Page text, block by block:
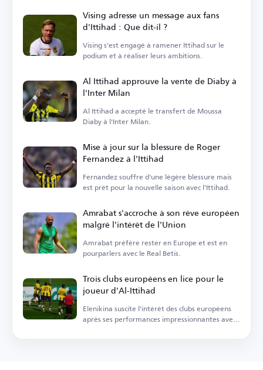
Vising adresse un message aux fans
d'Ittihad : Que dit-il ?
Vising s'est engagé à ramener Ittihad sur le
podium et à réaliser leurs ambitions.
Al Ittihad approuve la vente de Diaby à
l'Inter Milan
Al Ittihad a accepté le transfert de Moussa
Diaby à l'Inter Milan.
Mise à jour sur la blessure de Roger
Fernandez à l'Ittihad
Fernandez souffre d'une légère blessure mais
est prêt pour la nouvelle saison avec l'Ittihad.
Amrabat s'accroche à son rêve européen
malgré l'intérêt de l'Union
Amrabat préfère rester en Europe et est en
pourparlers avec le Real Betis.
Trois clubs européens en lice pour le
joueur d'Al-Ittihad
Elenikina suscite l'intérêt des clubs européens
après ses performances impressionnantes avec